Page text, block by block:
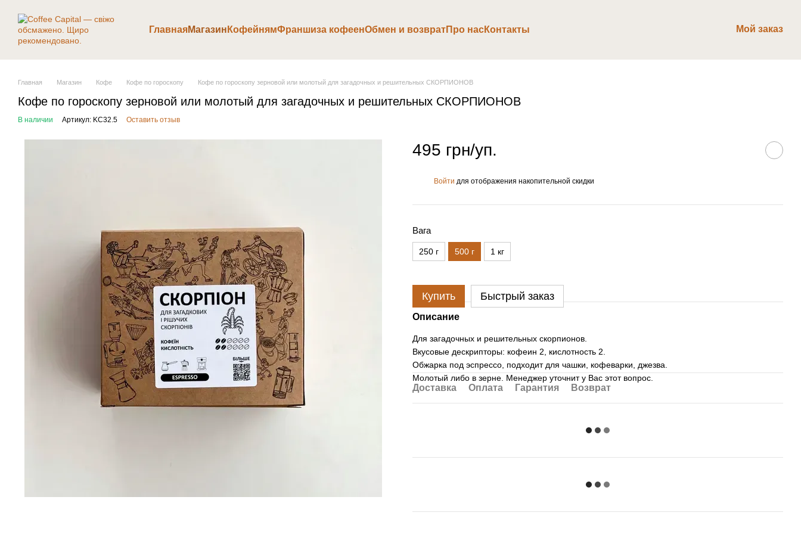
ГлавнаяМагазин КофейнямФраншиза кофеенОбмен и возвратПро насКонтакты Мой заказ
Главная Магазин Кофе Кофе по гороскопу Кофе по гороскопу зерновой или молотый для загадочных и решительных СКОРПИОНОВ
Кофе по гороскопу зерновой или молотый для загадочных и решительных СКОРПИОНОВ
В наличии Артикул: KC32.5 Оставить отзыв
495 грн/уп.
Войти для отображения накопительной скидки
Вага
250 г 500 г 1 кг
Купить Быстрый заказ
Описание
Для загадочных и решительных скорпионов.
Вкусовые дескрипторы: кофеин 2, кислотность 2.
Обжарка под эспрессо, подходит для чашки, кофеварки, джезва.
Молотый либо в зерне. Менеджер уточнит у Вас этот вопрос.
Доставка Оплата Гарантия Возврат